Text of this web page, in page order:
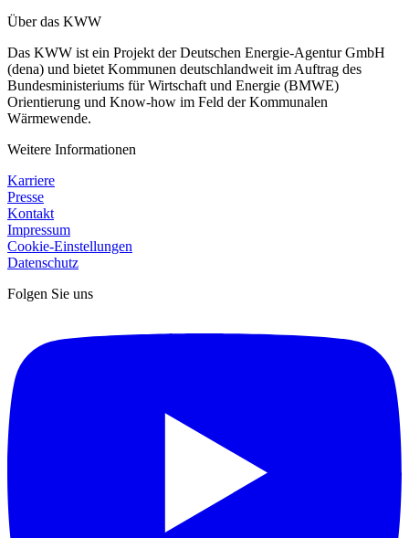
Über das KWW
Das KWW ist ein Projekt der Deutschen Energie-Agentur GmbH
(dena) und bietet Kommunen deutschlandweit im Auftrag des
Bundesministeriums für Wirtschaft und Energie (BMWE)
Orientierung und Know-how im Feld der Kommunalen
Wärmewende.
Weitere Informationen
Karriere
Presse
Kontakt
Impressum
Cookie-Einstellungen
Datenschutz
Folgen Sie uns